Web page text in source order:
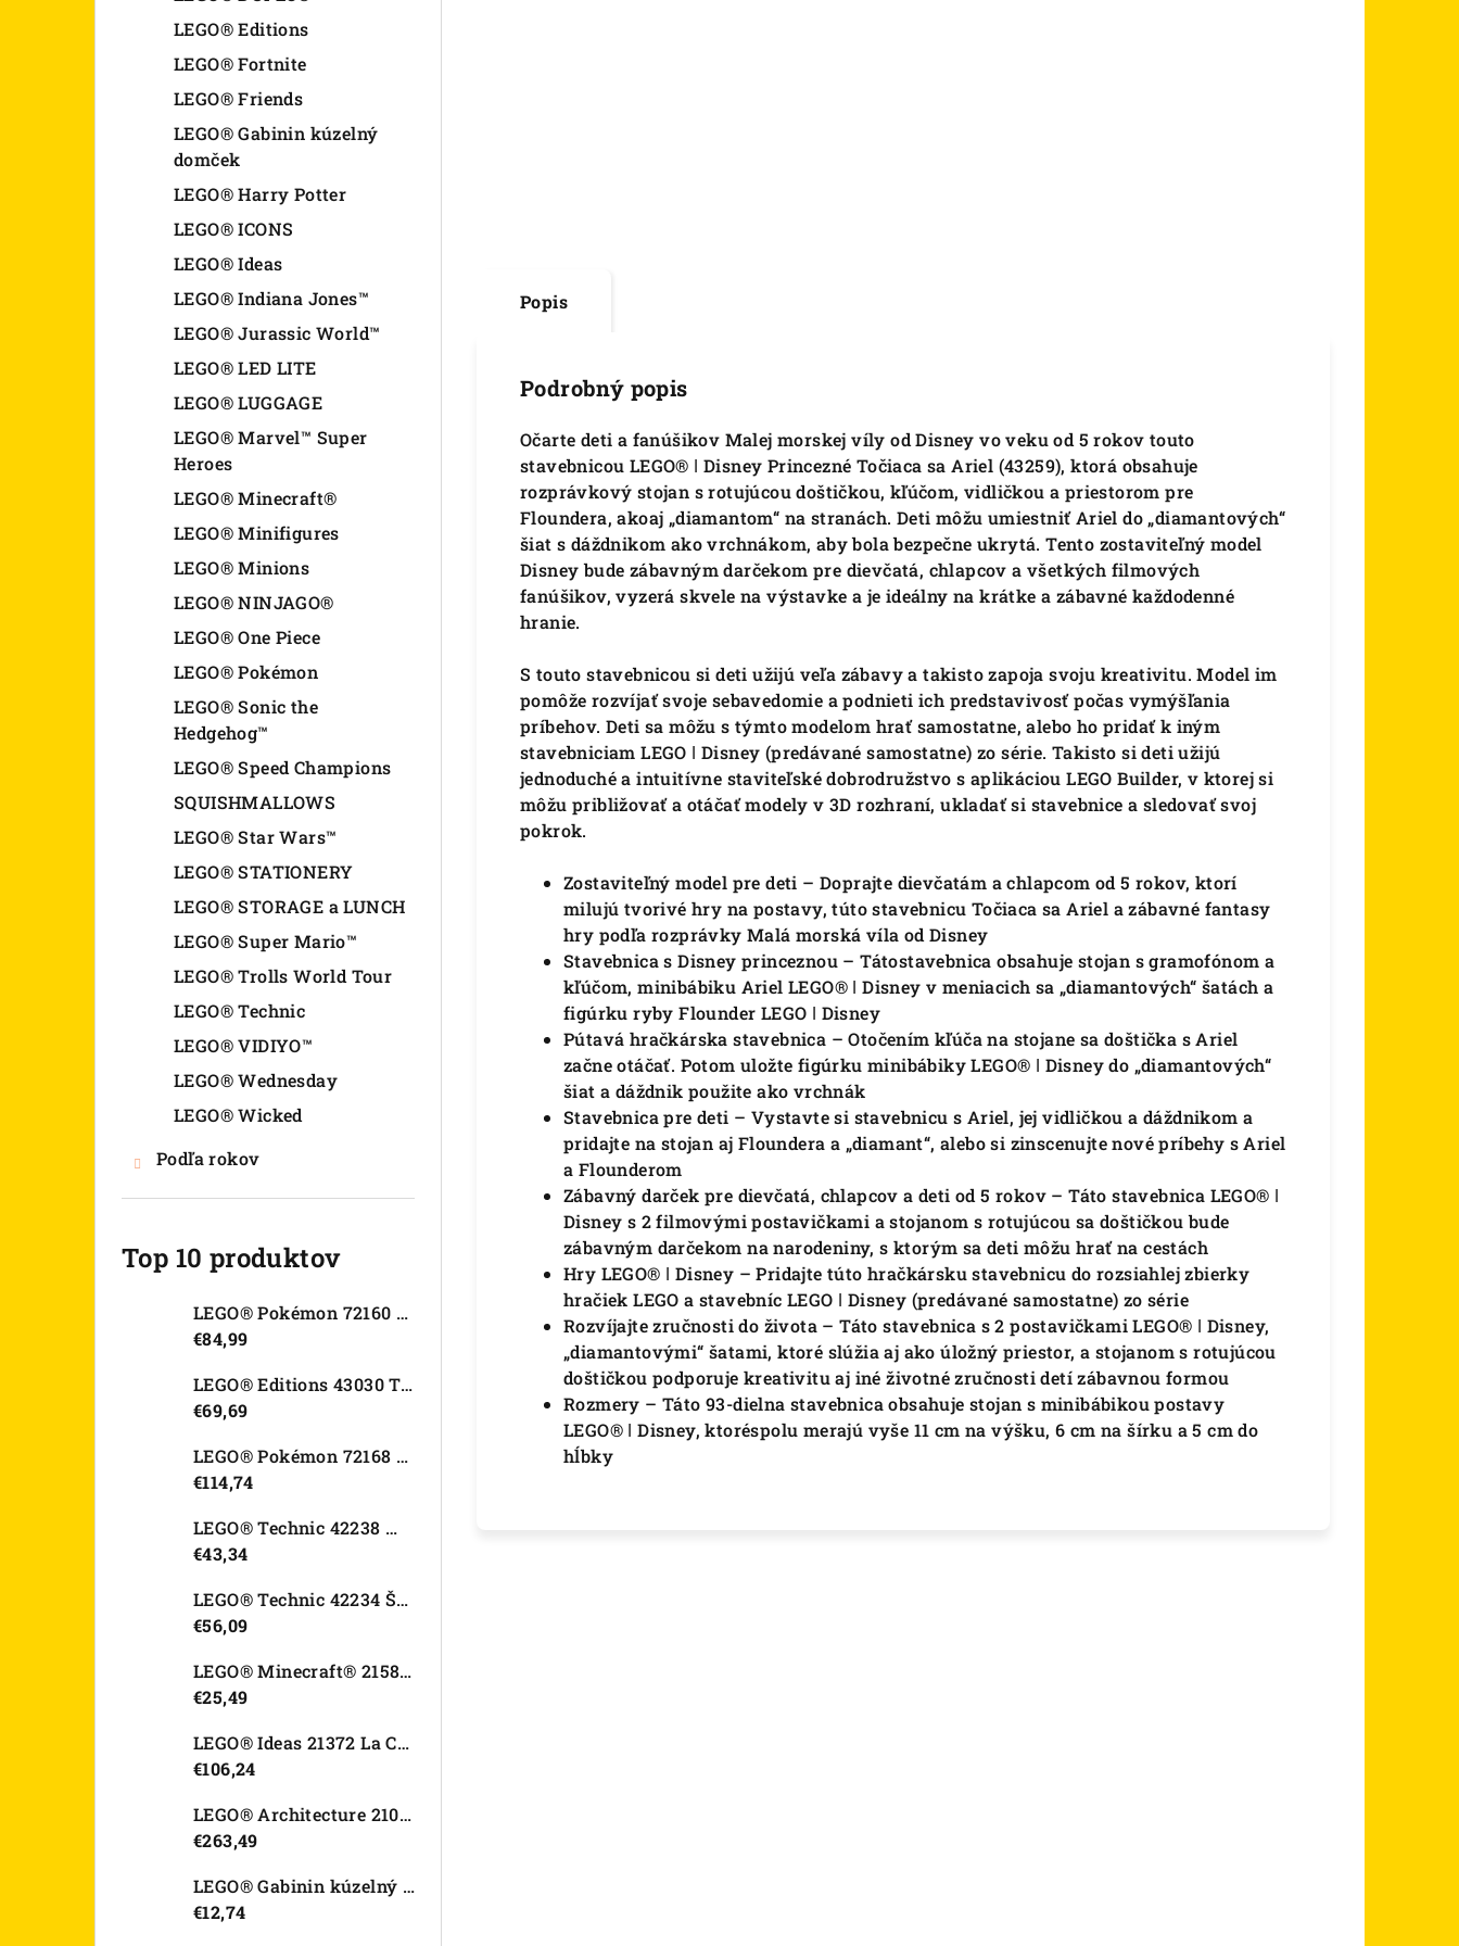
LEGO® Editions
LEGO® Fortnite
LEGO® Friends
LEGO® Gabinin kúzelný
domček
LEGO® Harry Potter
LEGO® ICONS
LEGO® Ideas
LEGO® Indiana Jones™
LEGO® Jurassic World™
LEGO® LED LITE
LEGO® LUGGAGE
LEGO® Marvel™ Super
Heroes
LEGO® Minecraft®
LEGO® Minifigures
LEGO® Minions
LEGO® NINJAGO®
LEGO® One Piece
LEGO® Pokémon
LEGO® Sonic the
Hedgehog™
LEGO® Speed Champions
SQUISHMALLOWS
LEGO® Star Wars™
LEGO® STATIONERY
LEGO® STORAGE a LUNCH
LEGO® Super Mario™
LEGO® Trolls World Tour
LEGO® Technic
LEGO® VIDIYO™
LEGO® Wednesday
LEGO® Wicked
Podľa rokov
Top 10 produktov
LEGO® Pokémon 72160 Arcanine
€84,99
LEGO® Editions 43030 Tajná skrýša Olivie Rodrigo
€69,69
LEGO® Pokémon 72168 Rayquaza
€114,74
LEGO® Technic 42238 Motorka Ducati Desmo450 MX Factory
€43,34
LEGO® Technic 42234 Športové auto Dodge Viper GTS-R
€56,09
LEGO® Minecraft® 21582 Kurací džokej
€25,49
LEGO® Ideas 21372 La Catrina
€106,24
LEGO® Architecture 21067 Tower Bridge
€263,49
LEGO® Gabinin kúzelný domček 11212 Záhradný domček Víly mačičky
€12,74
Popis
Podrobný popis
Očarte deti a fanúšikov Malej morskej víly od Disney vo veku od 5 rokov touto
stavebnicou LEGO® ǀ Disney Princezné Točiaca sa Ariel (43259), ktorá obsahuje
rozprávkový stojan s rotujúcou doštičkou, kľúčom, vidličkou a priestorom pre
Floundera, akoaj „diamantom“ na stranách. Deti môžu umiestniť Ariel do „diamantových“
šiat s dáždnikom ako vrchnákom, aby bola bezpečne ukrytá. Tento zostaviteľný model
Disney bude zábavným darčekom pre dievčatá, chlapcov a všetkých filmových
fanúšikov, vyzerá skvele na výstavke a je ideálny na krátke a zábavné každodenné
hranie.
S touto stavebnicou si deti užijú veľa zábavy a takisto zapoja svoju kreativitu. Model im
pomôže rozvíjať svoje sebavedomie a podnieti ich predstavivosť počas vymýšľania
príbehov. Deti sa môžu s týmto modelom hrať samostatne, alebo ho pridať k iným
stavebniciam LEGO ǀ Disney (predávané samostatne) zo série. Takisto si deti užijú
jednoduché a intuitívne staviteľské dobrodružstvo s aplikáciou LEGO Builder, v ktorej si
môžu približovať a otáčať modely v 3D rozhraní, ukladať si stavebnice a sledovať svoj
pokrok.
Zostaviteľný model pre deti – Doprajte dievčatám a chlapcom od 5 rokov, ktorí
milujú tvorivé hry na postavy, túto stavebnicu Točiaca sa Ariel a zábavné fantasy
hry podľa rozprávky Malá morská víla od Disney
Stavebnica s Disney princeznou – Tátostavebnica obsahuje stojan s gramofónom a
kľúčom, minibábiku Ariel LEGO® ǀ Disney v meniacich sa „diamantových“ šatách a
figúrku ryby Flounder LEGO ǀ Disney
Pútavá hračkárska stavebnica – Otočením kľúča na stojane sa doštička s Ariel
začne otáčať. Potom uložte figúrku minibábiky LEGO® ǀ Disney do „diamantových“
šiat a dáždnik použite ako vrchnák
Stavebnica pre deti – Vystavte si stavebnicu s Ariel, jej vidličkou a dáždnikom a
pridajte na stojan aj Floundera a „diamant“, alebo si zinscenujte nové príbehy s Ariel
a Flounderom
Zábavný darček pre dievčatá, chlapcov a deti od 5 rokov – Táto stavebnica LEGO® ǀ
Disney s 2 filmovými postavičkami a stojanom s rotujúcou sa doštičkou bude
zábavným darčekom na narodeniny, s ktorým sa deti môžu hrať na cestách
Hry LEGO® ǀ Disney – Pridajte túto hračkársku stavebnicu do rozsiahlej zbierky
hračiek LEGO a stavebníc LEGO ǀ Disney (predávané samostatne) zo série
Rozvíjajte zručnosti do života – Táto stavebnica s 2 postavičkami LEGO® ǀ Disney,
„diamantovými“ šatami, ktoré slúžia aj ako úložný priestor, a stojanom s rotujúcou
doštičkou podporuje kreativitu aj iné životné zručnosti detí zábavnou formou
Rozmery – Táto 93-dielna stavebnica obsahuje stojan s minibábikou postavy
LEGO® ǀ Disney, ktoréspolu merajú vyše 11 cm na výšku, 6 cm na šírku a 5 cm do
hĺbky